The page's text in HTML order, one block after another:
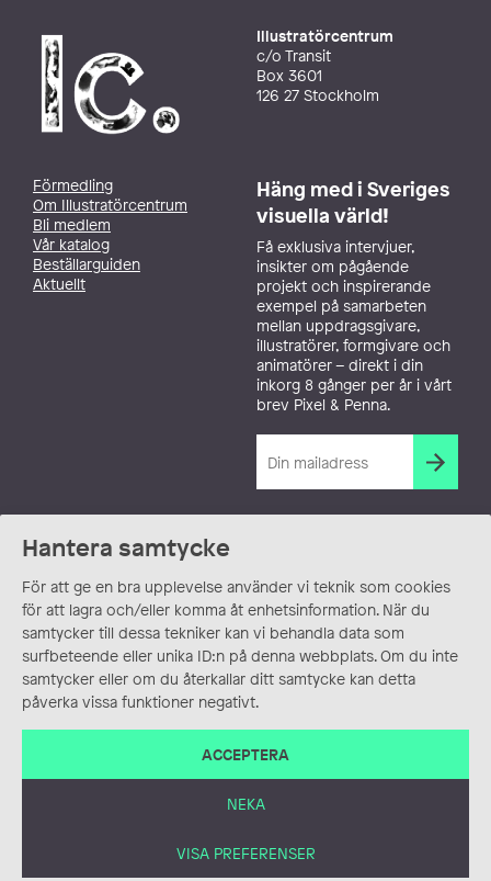
Hantera samtycke
För att ge en bra upplevelse använder vi teknik som cookies
för att lagra och/eller komma åt enhetsinformation. När du
samtycker till dessa tekniker kan vi behandla data som
surfbeteende eller unika ID:n på denna webbplats. Om du inte
samtycker eller om du återkallar ditt samtycke kan detta
påverka vissa funktioner negativt.
ACCEPTERA
NEKA
VISA PREFERENSER
Illustratörcentrum
c/o Transit
Box 3601
126 27 Stockholm
Förmedling
Om Illustratörcentrum
Bli medlem
Vår katalog
Beställarguiden
Aktuellt
Häng med i Sveriges
visuella värld!
Få exklusiva intervjuer,
insikter om pågående
projekt och inspirerande
exempel på samarbeten
mellan uppdragsgivare,
illustratörer, formgivare och
animatörer – direkt i din
inkorg 8 gånger per år i vårt
brev Pixel & Penna.